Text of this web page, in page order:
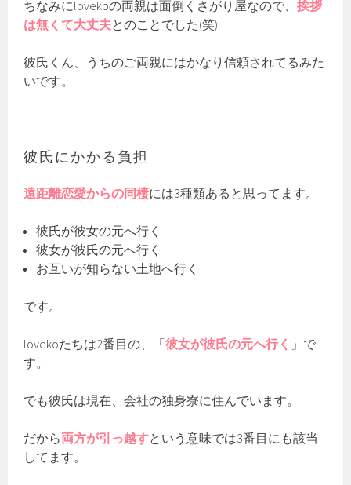
ちなみにlovekoの両親は面倒くさがり屋なので、挨拶
は無くて大丈夫とのことでした(笑)
彼氏くん、うちのご両親にはかなり信頼されてるみた
いです。
彼氏にかかる負担
遠距離恋愛からの同棲には3種類あると思ってます。
彼氏が彼女の元へ行く
彼女が彼氏の元へ行く
お互いが知らない土地へ行く
です。
lovekoたちは2番目の、「彼女が彼氏の元へ行く 」で
す。
でも彼氏は現在、会社の独身寮に住んでいます。
だから両方が引っ越すという意味では3番目にも該当
してます。